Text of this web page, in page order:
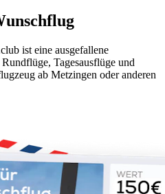
ist eine ausgefallene
Tagesausflüge und
ab Metzingen oder anderen